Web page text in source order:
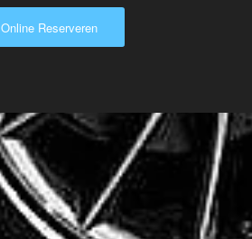
Online Reserveren